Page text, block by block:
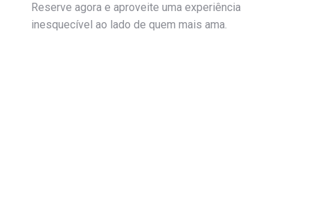
Reserve agora e aproveite uma experiência
inesquecível ao lado de quem mais ama.